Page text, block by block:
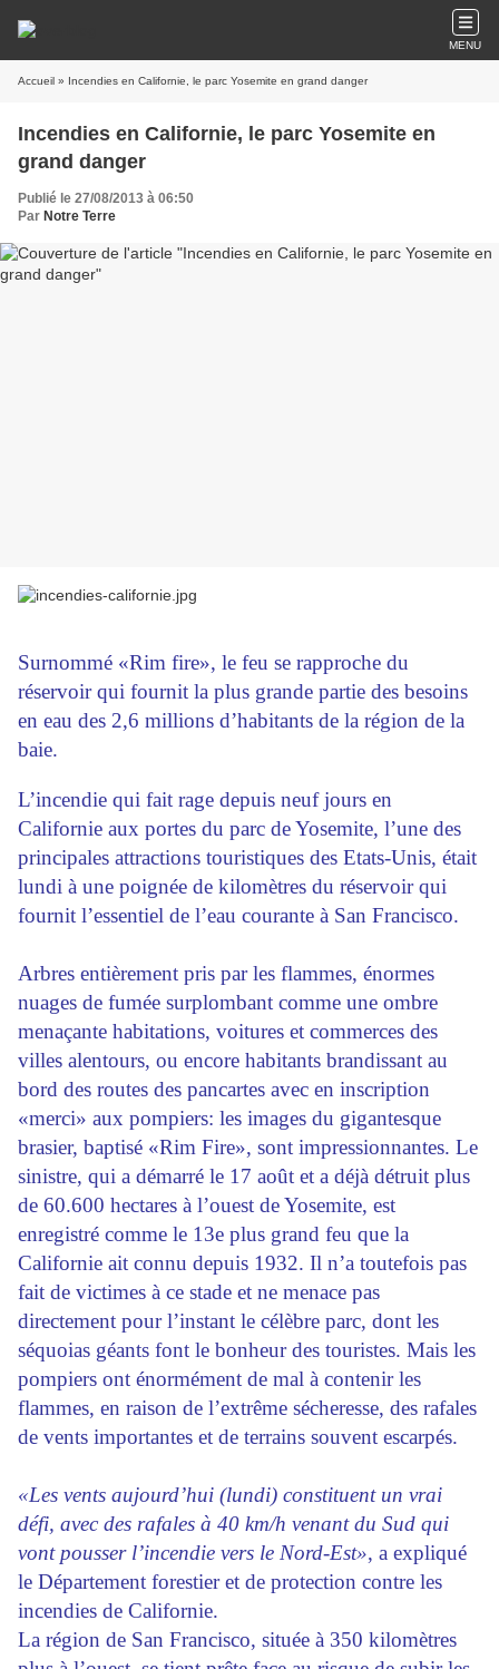
MENU
Accueil » Incendies en Californie, le parc Yosemite en grand danger
Incendies en Californie, le parc Yosemite en
grand danger
Publié le 27/08/2013 à 06:50
Par Notre Terre
Surnommé «Rim fire», le feu se rapproche du
réservoir qui fournit la plus grande partie des besoins
en eau des 2,6 millions d’habitants de la région de la
baie.
L’incendie qui fait rage depuis neuf jours en
Californie aux portes du parc de Yosemite, l’une des
principales attractions touristiques des Etats-Unis, était
lundi à une poignée de kilomètres du réservoir qui
fournit l’essentiel de l’eau courante à San Francisco.
Arbres entièrement pris par les flammes, énormes
nuages de fumée surplombant comme une ombre
menaçante habitations, voitures et commerces des
villes alentours, ou encore habitants brandissant au
bord des routes des pancartes avec en inscription
«merci» aux pompiers: les images du gigantesque
brasier, baptisé «Rim Fire», sont impressionnantes. Le
sinistre, qui a démarré le 17 août et a déjà détruit plus
de 60.600 hectares à l’ouest de Yosemite, est
enregistré comme le 13e plus grand feu que la
Californie ait connu depuis 1932. Il n’a toutefois pas
fait de victimes à ce stade et ne menace pas
directement pour l’instant le célèbre parc, dont les
séquoias géants font le bonheur des touristes. Mais les
pompiers ont énormément de mal à contenir les
flammes, en raison de l’extrême sécheresse, des rafales
de vents importantes et de terrains souvent escarpés.
«Les vents aujourd’hui (lundi) constituent un vrai
défi, avec des rafales à 40 km/h venant du Sud qui
vont pousser l’incendie vers le Nord-Est», a expliqué
le Département forestier et de protection contre les
incendies de Californie.
La région de San Francisco, située à 350 kilomètres